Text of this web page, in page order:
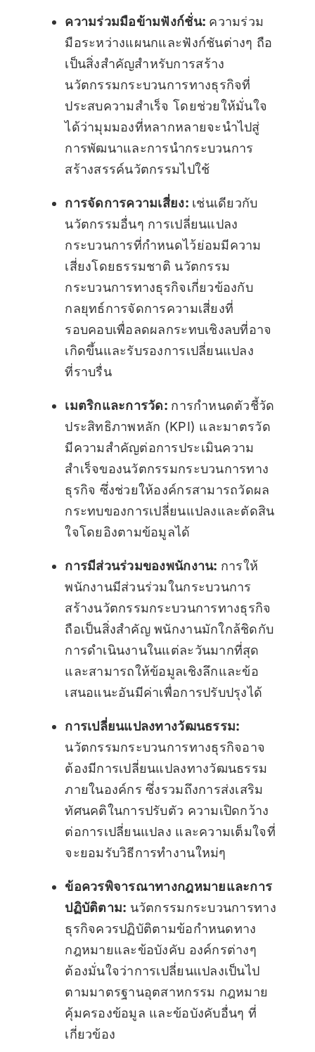
ความร่วมมือข้ามฟังก์ชั่น: ความร่วม
มือระหว่างแผนกและฟังก์ชันต่างๆ ถือ
เป็นสิ่งสำคัญสำหรับการสร้าง
นวัตกรรมกระบวนการทางธุรกิจที่
ประสบความสำเร็จ โดยช่วยให้มั่นใจ
ได้ว่ามุมมองที่หลากหลายจะนำไปสู่
การพัฒนาและการนำกระบวนการ
สร้างสรรค์นวัตกรรมไปใช้
การจัดการความเสี่ยง: เช่นเดียวกับ
นวัตกรรมอื่นๆ การเปลี่ยนแปลง
กระบวนการที่กำหนดไว้ย่อมมีความ
เสี่ยงโดยธรรมชาติ นวัตกรรม
กระบวนการทางธุรกิจเกี่ยวข้องกับ
กลยุทธ์การจัดการความเสี่ยงที่
รอบคอบเพื่อลดผลกระทบเชิงลบที่อาจ
เกิดขึ้นและรับรองการเปลี่ยนแปลง
ที่ราบรื่น
เมตริกและการวัด: การกำหนดตัวชี้วัด
ประสิทธิภาพหลัก (KPI) และมาตรวัด
มีความสำคัญต่อการประเมินความ
สำเร็จของนวัตกรรมกระบวนการทาง
ธุรกิจ ซึ่งช่วยให้องค์กรสามารถวัดผล
กระทบของการเปลี่ยนแปลงและตัดสิน
ใจโดยอิงตามข้อมูลได้
การมีส่วนร่วมของพนักงาน: การให้
พนักงานมีส่วนร่วมในกระบวนการ
สร้างนวัตกรรมกระบวนการทางธุรกิจ
ถือเป็นสิ่งสำคัญ พนักงานมักใกล้ชิดกับ
การดำเนินงานในแต่ละวันมากที่สุด
และสามารถให้ข้อมูลเชิงลึกและข้อ
เสนอแนะอันมีค่าเพื่อการปรับปรุงได้
การเปลี่ยนแปลงทางวัฒนธรรม:
นวัตกรรมกระบวนการทางธุรกิจอาจ
ต้องมีการเปลี่ยนแปลงทางวัฒนธรรม
ภายในองค์กร ซึ่งรวมถึงการส่งเสริม
ทัศนคติในการปรับตัว ความเปิดกว้าง
ต่อการเปลี่ยนแปลง และความเต็มใจที่
จะยอมรับวิธีการทำงานใหม่ๆ
ข้อควรพิจารณาทางกฎหมายและการ
ปฏิบัติตาม: นวัตกรรมกระบวนการทาง
ธุรกิจควรปฏิบัติตามข้อกำหนดทาง
กฎหมายและข้อบังคับ องค์กรต่างๆ
ต้องมั่นใจว่าการเปลี่ยนแปลงเป็นไป
ตามมาตรฐานอุตสาหกรรม กฎหมาย
คุ้มครองข้อมูล และข้อบังคับอื่นๆ ที่
เกี่ยวข้อง